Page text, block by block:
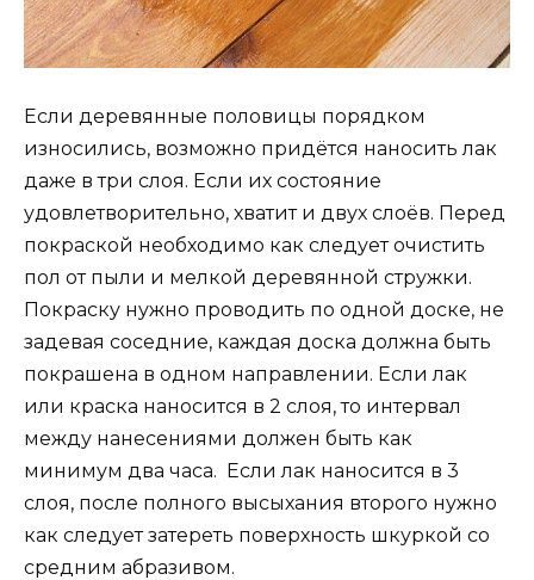
Если деревянные половицы порядком
износились, возможно придётся наносить лак
даже в три слоя. Если их состояние
удовлетворительно, хватит и двух слоёв. Перед
покраской необходимо как следует очистить
пол от пыли и мелкой деревянной стружки.
Покраску нужно проводить по одной доске, не
задевая соседние, каждая доска должна быть
покрашена в одном направлении. Если лак
или краска наносится в 2 слоя, то интервал
между нанесениями должен быть как
минимум два часа. Если лак наносится в 3
слоя, после полного высыхания второго нужно
как следует затереть поверхность шкуркой со
средним абразивом.